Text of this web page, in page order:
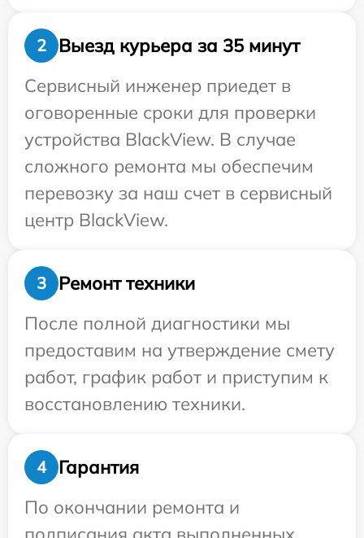
2
Выезд курьера за 35 минут
Сервисный инженер приедет в
оговоренные сроки для проверки
устройства BlackView. В случае
сложного ремонта мы обеспечим
перевозку за наш счет в сервисный
центр BlackView.
3
Ремонт техники
После полной диагностики мы
предоставим на утверждение смету
работ, график работ и приступим к
восстановлению техники.
4
Гарантия
По окончании ремонта и